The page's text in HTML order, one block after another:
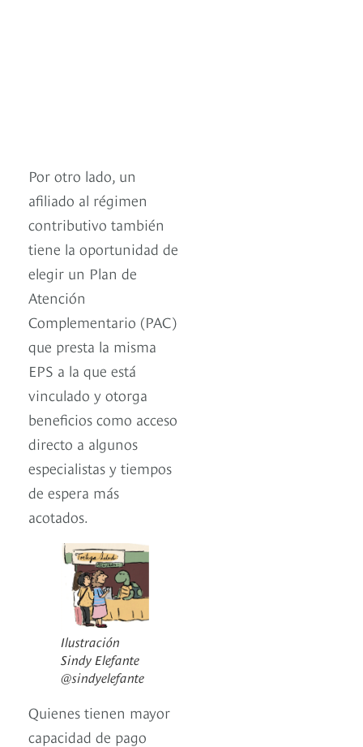
Por otro lado, un
afiliado al régimen
contributivo también
tiene la oportunidad de
elegir un Plan de
Atención
Complementario (PAC)
que presta la misma
EPS a la que está
vinculado y otorga
beneficios como acceso
directo a algunos
especialistas y tiempos
de espera más
acotados.
Ilustración
Sindy Elefante
@sindyelefante
Quienes tienen mayor
capacidad de pago